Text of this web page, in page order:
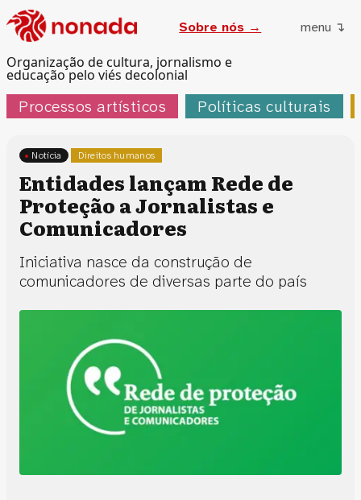
Organização de cultura, jornalismo e
educação pelo viés decolonial
Sobre nós → menu ↴
Processos artísticos Políticas culturais
Direitos humanos
Notícia
Entidades lançam Rede de
Proteção a Jornalistas e
Comunicadores
Iniciativa nasce da construção de
comunicadores de diversas parte do país